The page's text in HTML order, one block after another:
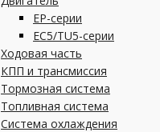
EP-серии
EC5/TU5-серии
Ходовая часть
КПП и трансмиссия
Тормозная система
Топливная система
Система охлаждения